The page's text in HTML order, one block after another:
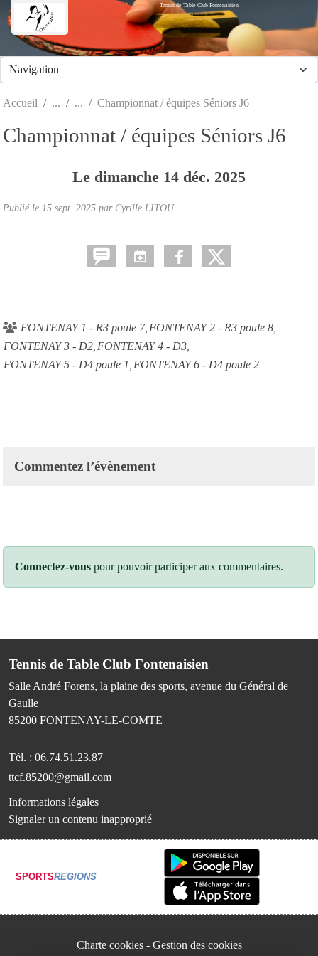
Tennis de Table Club Fontenaisien
Accueil Championnat / équipes Séniors J6
Championnat / équipes Séniors J6
Le dimanche 14 déc. 2025
Publié le 15 sept. 2025 par Cyrille LITOU
FONTENAY 1 - R3 poule 7 FONTENAY 2 - R3 poule 8
FONTENAY 3 - D2 FONTENAY 4 - D3
FONTENAY 5 - D4 poule 1 FONTENAY 6 - D4 poule 2
Commentez l’évènement
Connectez-vous pour pouvoir participer aux commentaires.
Tennis de Table Club Fontenaisien
Salle André Forens, la plaine des sports, avenue du Général de
Gaulle
85200 FONTENAY-LE-COMTE
Tél. : 06.74.51.23.87
ttcf.85200@gmail.com
Informations légales
Signaler un contenu inapproprié
SPORTSREGIONS
Charte cookies Gestion des cookies
Panneau de gestion des cookies